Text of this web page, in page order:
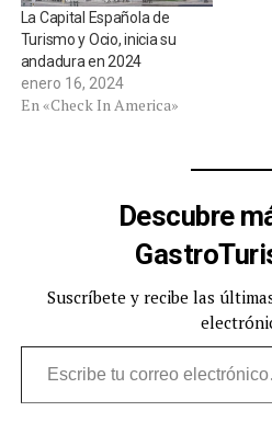
La Capital Española de
Turismo y Ocio, inicia su
andadura en 2024
enero 16, 2024
En «Check In America»
Descubre
Suscríbete y recibe las
Escribe tu correo electrónico…